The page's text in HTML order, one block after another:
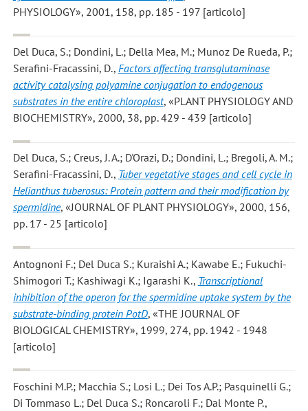
PHYSIOLOGY», 2001, 158, pp. 185 - 197 [articolo]
Del Duca, S.; Dondini, L.; Della Mea, M.; Munoz De Rueda, P.;
Serafini-Fracassini, D., Factors affecting transglutaminase
activity catalysing polyamine conjugation to endogenous
substrates in the entire chloroplast, «PLANT PHYSIOLOGY AND
BIOCHEMISTRY», 2000, 38, pp. 429 - 439 [articolo]
Del Duca, S.; Creus, J. A.; D'Orazi, D.; Dondini, L.; Bregoli, A. M.;
Serafini-Fracassini, D., Tuber vegetative stages and cell cycle in
Helianthus tuberosus: Protein pattern and their modification by
spermidine, «JOURNAL OF PLANT PHYSIOLOGY», 2000, 156,
pp. 17 - 25 [articolo]
Antognoni F.; Del Duca S.; Kuraishi A.; Kawabe E.; Fukuchi-
Shimogori T.; Kashiwagi K.; Igarashi K., Transcriptional
inhibition of the operon for the spermidine uptake system by the
substrate-binding protein PotD, «THE JOURNAL OF
BIOLOGICAL CHEMISTRY», 1999, 274, pp. 1942 - 1948
[articolo]
Foschini M.P.; Macchia S.; Losi L.; Dei Tos A.P.; Pasquinelli G.;
Di Tommaso L.; Del Duca S.; Roncaroli F.; Dal Monte P.,